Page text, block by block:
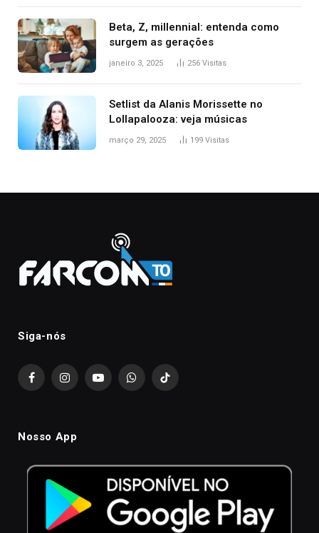
Beta, Z, millennial: entenda como
surgem as gerações
janeiro 3, 2025 256 Visitas
Setlist da Alanis Morissette no
Lollapalooza: veja músicas
março 29, 2025 199 Visitas
Siga-nós
FacebookInstagramYouTubeWhatsAppTikTok
Nosso App